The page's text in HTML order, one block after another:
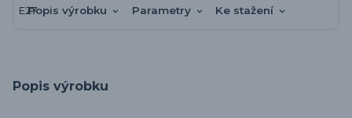
Popis výrobku Parametry Ke stažení
Popis výrobku